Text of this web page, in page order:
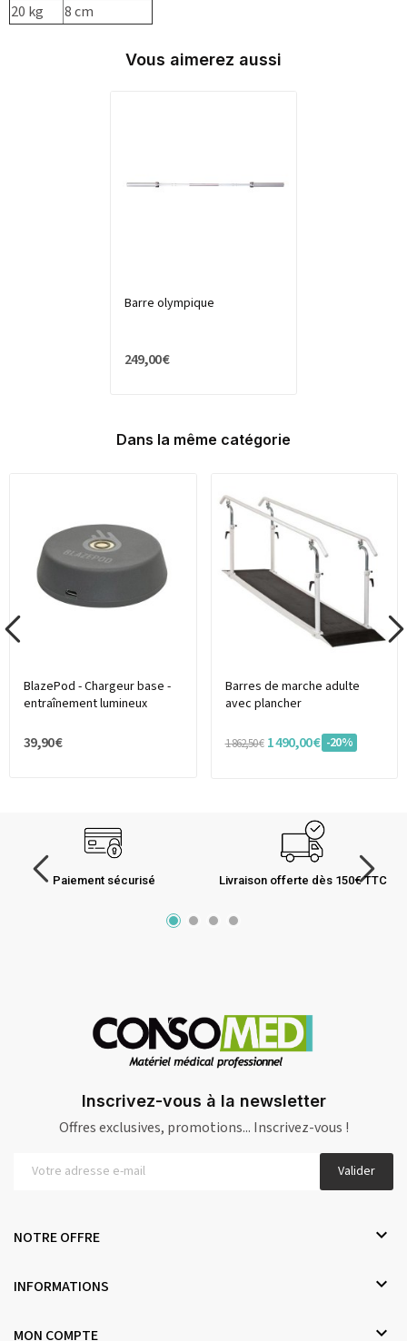
20 kg
8 cm
Vous aimerez aussi
Barre olympique
249,00 €
Dans la même catégorie
BlazePod - Chargeur base -
entraînement lumineux
39,90 €
Barres de marche adulte
avec plancher
1 862,50 € 1 490,00 € -20%
Paiement sécurisé Livraison offerte dès 150€ TTC
Inscrivez-vous à la newsletter
Offres exclusives, promotions... Inscrivez-vous !
Valider
NOTRE OFFRE 
INFORMATIONS 
MON COMPTE 